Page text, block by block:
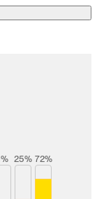
% 25% 72%